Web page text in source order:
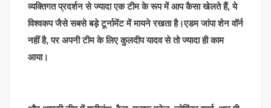
व्यक्तिगत प्रदर्शन से ज्यादा एक टीम के रूप में आप कैसा खेलते हैं, ये
विश्वकप जैसे सबसे बड़े टूर्नामेंट में मायने रखता है।एडम जांपा शेन वॉर्न
नहीं है, पर अपनी टीम के लिए कुलदीप यादव से तो ज्यादा ही काम
आया।